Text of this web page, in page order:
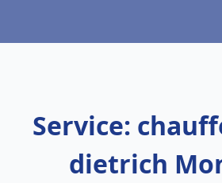
Service:
dietrich